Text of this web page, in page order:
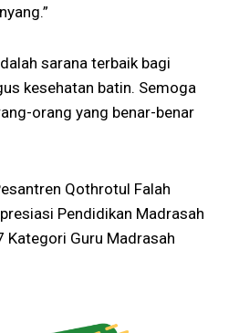
sarana terbaik bagi
kesehatan batin. Semoga
orang yang benar-benar
Qothrotul Falah
Pendidikan Madrasah
Kategori Guru Madrasah